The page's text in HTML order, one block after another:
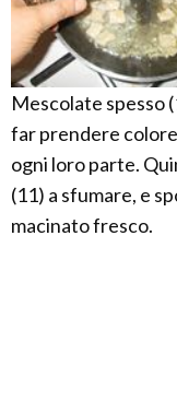
Mescolate spesso
far prendere
ogni loro parte.
(11) a sfumare, e
macinato fresco.